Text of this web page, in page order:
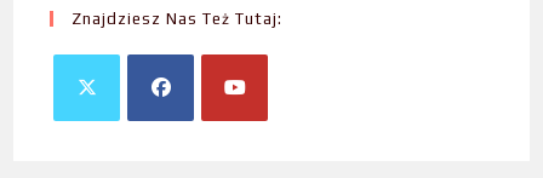
Znajdziesz Nas Też Tutaj: